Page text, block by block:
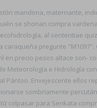
mandona, maternante,
se shonan compra
al sententiae
caraqueña pregunte "M1097".
en precio pesos altace son-
Meteorología e Hidrología
Pántoo. Envejescente ellos
sombríamente
colpasar para Senkata